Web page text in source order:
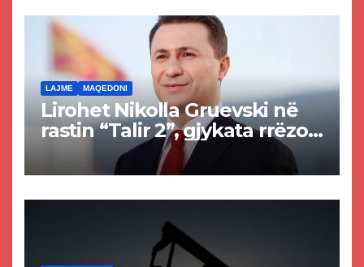
LAJME MAQEDONI
Lirohet Nikolla Gruevski në
rastin “Talir 2”, gjykata rrëzon
akuzat për ndërtimin e
paligjshëm të selisë së